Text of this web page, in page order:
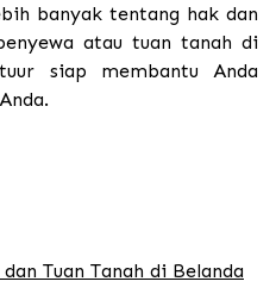
banyak tentang hak dan
atau tuan tanah di
siap membantu Anda
Tuan Tanah di Belanda